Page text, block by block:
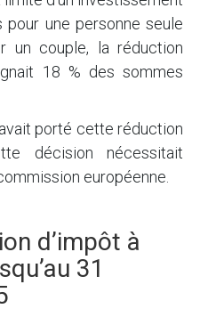
une personne seule
un couple, la réduction
18 % des sommes
porté cette réduction
décision nécessitait
européenne.
d’impôt à
31